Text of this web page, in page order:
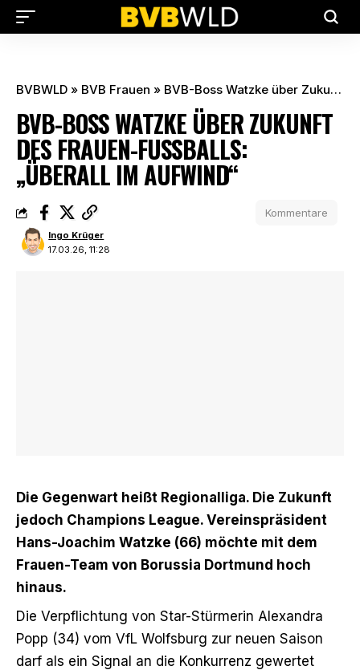
BVBWLD » BVB Frauen » BVB-Boss Watzke über Zukunft des Frauen-Fußballs: „Überall im Aufwind“
BVB-BOSS WATZKE ÜBER ZUKUNFT
DES FRAUEN-FUSSBALLS: „
ÜBERALL IM AUFWIND“
17.03.26, 11:28
Ingo Krüger
Kommentare
Die Gegenwart heißt Regionalliga. Die Zukunft
jedoch Champions League. Vereinspräsident
Hans-Joachim Watzke (66) möchte mit dem
Frauen-Team von Borussia Dortmund hoch
hinaus.
Die Verpflichtung von Star-Stürmerin Alexandra
Popp (34) vom VfL Wolfsburg zur neuen Saison
darf als ein Signal an die Konkurrenz gewertet